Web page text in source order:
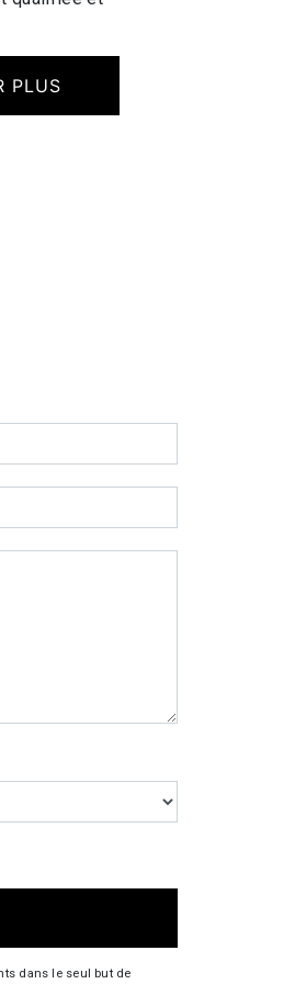
PLUS
dans le seul but de